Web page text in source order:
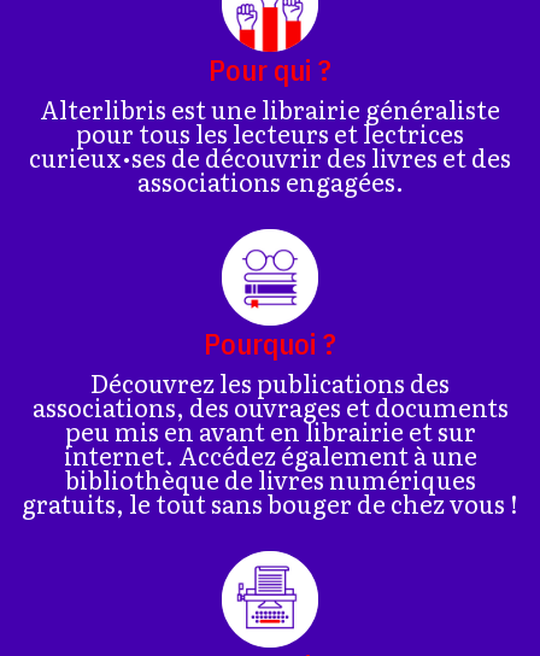
Pour qui ?
Alterlibris est une librairie généraliste
pour tous les lecteurs et lectrices
curieux•ses de découvrir des livres et des
associations engagées.
Pourquoi ?
Découvrez les publications des
associations, des ouvrages et documents
peu mis en avant en librairie et sur
internet. Accédez également à une
bibliothèque de livres numériques
gratuits, le tout sans bouger de chez vous !